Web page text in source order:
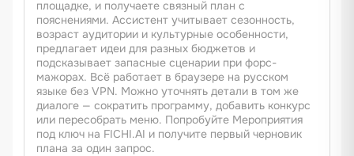
площадке, и получаете связный план с
пояснениями. Ассистент учитывает сезонность,
возраст аудитории и культурные особенности,
предлагает идеи для разных бюджетов и
подсказывает запасные сценарии при форс-
мажорах. Всё работает в браузере на русском
языке без VPN. Можно уточнять детали в том же
диалоге — сократить программу, добавить конкурс
или пересобрать меню. Попробуйте Мероприятия
под ключ на FICHI.AI и получите первый черновик
плана за один запрос.